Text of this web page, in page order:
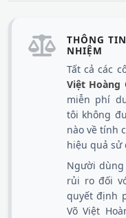
THÔNG
NHIỆM
Tất cả các
Việt Hoàng
miễn phí
tôi không
nào về tính
hiệu quả sử
Người
rủi ro đối
quyết định
Võ Việt